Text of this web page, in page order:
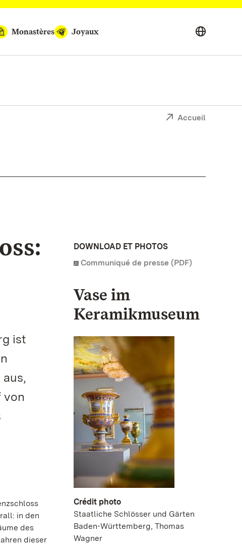
Monastères Joyaux
Accueil
ist
von
in den
des
dieser
DOWNLOAD ET PHOTOS
Communiqué de presse (PDF)
Vase im
Keramikmuseum
Crédit photo
Staatliche Schlösser und Gärten
Baden-Württemberg, Thomas
Wagner